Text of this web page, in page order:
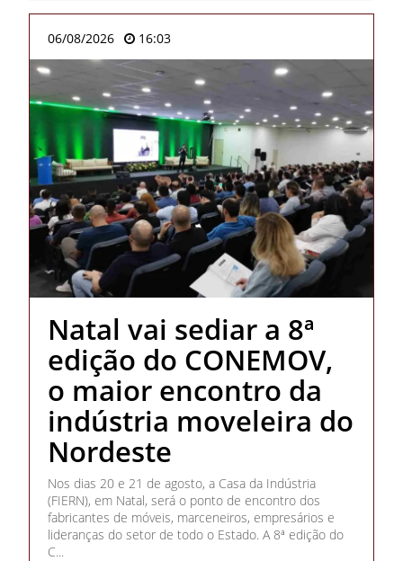
06/08/2026 16:03
Natal vai sediar a 8ª
edição do CONEMOV,
o maior encontro da
indústria moveleira do
Nordeste
Nos dias 20 e 21 de agosto, a Casa da Indústria
(FIERN), em Natal, será o ponto de encontro dos
fabricantes de móveis, marceneiros, empresários e
lideranças do setor de todo o Estado. A 8ª edição do
C...